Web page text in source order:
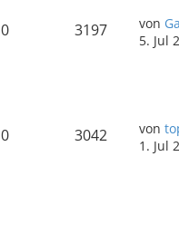
0 3197 von
5. Jul
0 3042 von
1. Jul